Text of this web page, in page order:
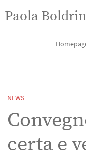
Paola
NEWS
certa e